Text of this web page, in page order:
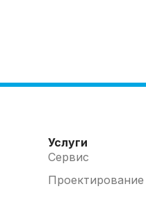
Услуги
Сервис
Проектирование